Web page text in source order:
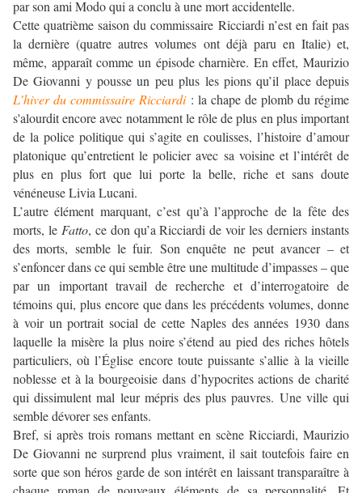
par son ami Modo qui a conclu à une mort accidentelle.
Cette quatrième saison du commissaire Ricciardi n’est en fait pas
la dernière (quatre autres volumes ont déjà paru en Italie) et,
même, apparaît comme un épisode charnière. En effet, Maurizio
De Giovanni y pousse un peu plus les pions qu’il place depuis
L’hiver du commissaire Ricciardi: la chape de plomb du régime
s'alourdit encore avec notamment le rôle de plus en plus important
de la police politique qui s’agite en coulisses, l’histoire d’amour
platonique qu’entretient le policier avec sa voisine et l’intérêt de
plus en plus fort que lui porte la belle, riche et sans doute
vénéneuse Livia Lucani.
L’autre élément marquant, c’est qu’à l’approche de la fête des
morts, le Fatto, ce don qu’a Ricciardi de voir les derniers instants
des morts, semble le fuir. Son enquête ne peut avancer – et
s’enfoncer dans ce qui semble être une multitude d’impasses – que
par un important travail de recherche et d’interrogatoire de
témoins qui, plus encore que dans les précédents volumes, donne
à voir un portrait social de cette Naples des années 1930 dans
laquelle la misère la plus noire s’étend au pied des riches hôtels
particuliers, où l’Église encore toute puissante s’allie à la vieille
noblesse et à la bourgeoisie dans d’hypocrites actions de charité
qui dissimulent mal leur mépris des plus pauvres. Une ville qui
semble dévorer ses enfants.
Bref, si après trois romans mettant en scène Ricciardi, Maurizio
De Giovanni ne surprend plus vraiment, il sait toutefois faire en
sorte que son héros garde de son intérêt en laissant transparaître à